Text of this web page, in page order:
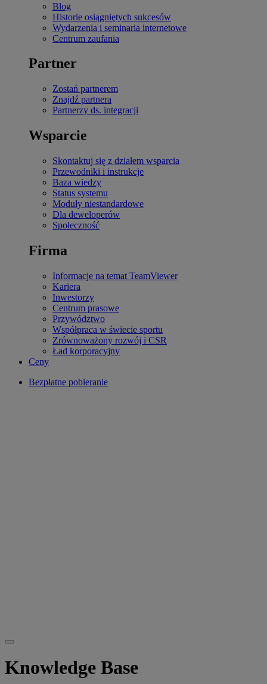
Blog
Historie osiągniętych sukcesów
Wydarzenia i seminaria internetowe
Centrum zaufania
Partner
Zostań partnerem
Znajdź partnera
Partnerzy ds. integracji
Wsparcie
Skontaktuj się z działem wsparcia
Przewodniki i instrukcje
Baza wiedzy
Status systemu
Moduły niestandardowe
Dla deweloperów
Społeczność
Firma
Informacje na temat TeamViewer
Kariera
Inwestorzy
Centrum prasowe
Przywództwo
Współpraca w świecie sportu
Zrównoważony rozwój i CSR
Ład korporacyjny
Ceny
Bezpłatne pobieranie
Knowledge Base